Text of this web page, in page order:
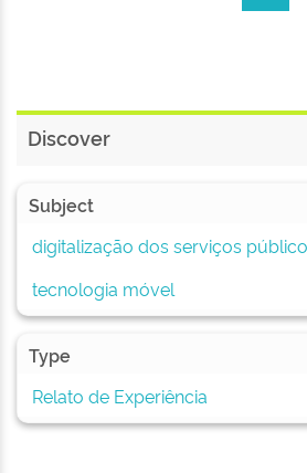
Discover
Subject
digitalização dos serviços
tecnologia móvel
Type
Relato de Experiência